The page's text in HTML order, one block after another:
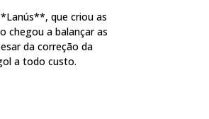
que criou as
chegou a balançar as
da correção da
a todo custo.